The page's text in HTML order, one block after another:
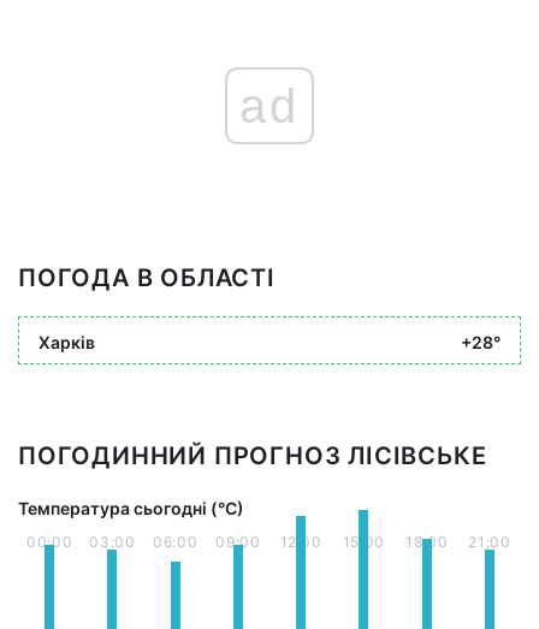
ad
ПОГОДА В ОБЛАСТІ
Харків +28°
ПОГОДИННИЙ ПРОГНОЗ ЛІСІВСЬКЕ
Температура сьогодні (°С)
00:00 03:00 06:00 09:00 12:00 15:00 18:00 21:00